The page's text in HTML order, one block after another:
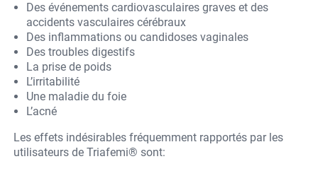
Des événements cardiovasculaires graves et des
accidents vasculaires cérébraux
Des inflammations ou candidoses vaginales
Des troubles digestifs
La prise de poids
L’irritabilité
Une maladie du foie
L’acné
Les effets indésirables fréquemment rapportés par les
utilisateurs de Triafemi® sont: